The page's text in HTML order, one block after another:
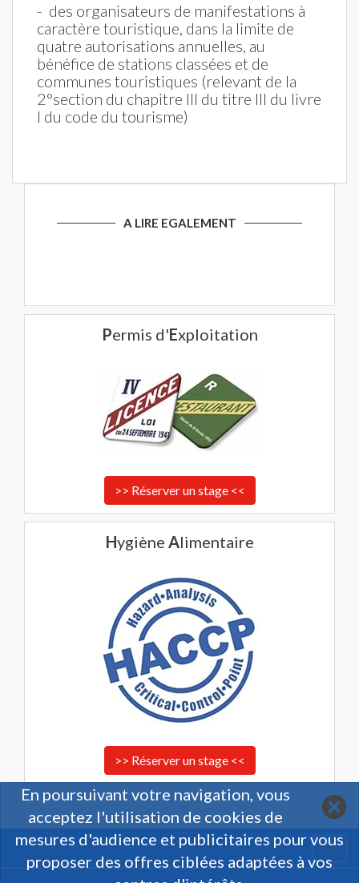
- des organisateurs de manifestations à
caractère touristique, dans la limite de
quatre autorisations annuelles, au
bénéfice de stations classées et de
communes touristiques (relevant de la
2°section du chapitre III du titre III du livre
I du code du tourisme)
A LIRE EGALEMENT
Permis d'Exploitation
>> Réserver un stage <<
Hygiène Alimentaire
>> Réserver un stage <<
En poursuivant votre navigation, vous
acceptez l'utilisation de cookies de
mesures d'audience et publicitaires pour vous
proposer des offres ciblées adaptées à vos